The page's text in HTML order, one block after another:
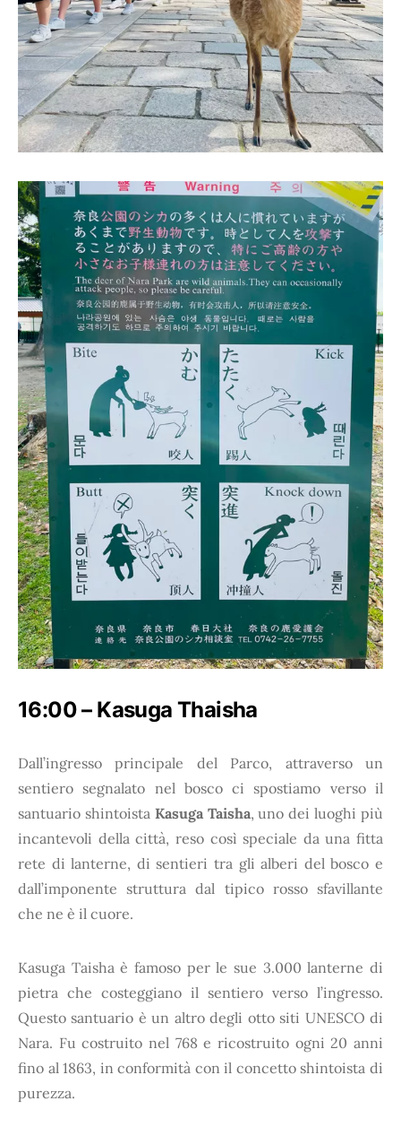
16:00 – Kasuga Thaisha
Dall’ingresso principale del Parco, attraverso un
sentiero segnalato nel bosco ci spostiamo verso il
santuario shintoista Kasuga Taisha, uno dei luoghi più
incantevoli della città, reso così speciale da una fitta
rete di lanterne, di sentieri tra gli alberi del bosco e
dall’imponente struttura dal tipico rosso sfavillante
che ne è il cuore.
Kasuga Taisha è famoso per le sue 3.000 lanterne di
pietra che costeggiano il sentiero verso l’ingresso.
Questo santuario è un altro degli otto siti UNESCO di
Nara. Fu costruito nel 768 e ricostruito ogni 20 anni
fino al 1863, in conformità con il concetto shintoista di
purezza.